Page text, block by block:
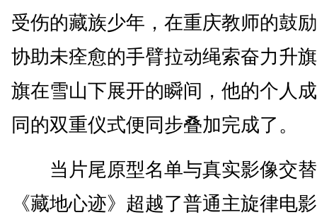
受伤的藏族少年，在重庆教师的鼓
协助未痊愈的手臂拉动绳索奋力升
旗在雪山下展开的瞬间，他的个人
同的双重仪式便同步叠加完成了。
当片尾原型名单与真实影像交替
《藏地心迹》超越了普通主旋律电